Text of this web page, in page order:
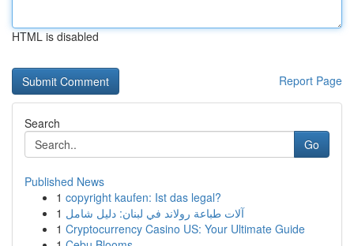
HTML is disabled
Report Page
Search
Go
Published News
1 copyright kaufen: Ist das legal?
1 آلات طباعة رولاند في لبنان: دليل شامل
1 Cryptocurrency Casino US: Your Ultimate Guide